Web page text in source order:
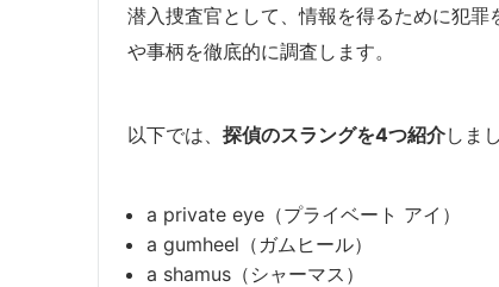
潜入捜査官として、情報を得るために犯
や事柄を徹底的に調査します。
以下では、 探偵のスラングを4つ紹介しま
a private eye（プライベート アイ）
a gumheel（ガムヒール）
a shamus（シャーマス）